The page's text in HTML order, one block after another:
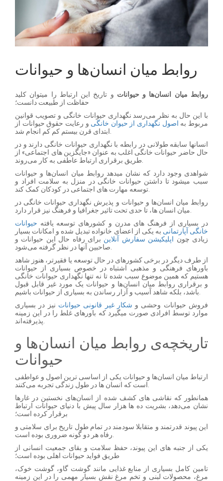
روابط میان انسان‌ها و حیوانات
روابط میان انسان‌ها و حیوانات و تاریخ این ارتباط را میتوان کلید
حفاظت از طبیعت دانست؛
با این حال به نظر می‌رسد نگهداری حیوانات خانگی و تصویب قوانین
مربوط به اصول نگهداری از حیوان خانگی و رعایت حقوق حیوانات از
انسانها سابقه طولانی در رابطه با نگهداری حیوانات خانگی دارند و در
حال حاضر حیوانات خانگی اغلب به عنوان «جایگزین های اجتماعی» از
شواهدی وجود دارد که نشان میدهد روابط میان انسان‌ها و حیوانات
سبب میشود تا داشتن حیوانات خانگی در منزل به سلامت افراد و
روابط میان انسان‌ها و حیوانات و پذیرش نگهداری حیوانات خانگی در
در بسیاری از فرهنگ های مدرن و کشورهای توسعه یافته حیوانات
خانگی آپارتمانی به یکی از اعضای خانواده تبدیل شده و امکانات بسیار
زیادی چون اپلیکیشن سفارش آنلاین برای رفاه حال این حیوانات و
از طرف دیگر در برخی کشورهای در حال توسعه یا فقیرتر، هنوز شاهد
باورهای فرهنگی و مذهبی اشتباه در خصوص بسیاری از حیوانات
هستیم که همین موضوع سبب شده تا نه تنها نگهداری حیوانات خانگی
و برقراری روابط میان انسان‌ها و حیوانات یک مورد غیر قابل قبول
فروش حیوانات وحشی و شکار غیر قانونی حیوانات نیز در بسیاری
موارد توسط افرادی صورت میگیرد که باورهای غلط را در این زمینه
تاریخچه‌ی روابط میان انسان‌ها و
حیوانات
ارتباط میان انسان‌ها و حیوانات یکی از اساسی ترین اصول و عواطفی
همانطور که نقاشی های کشف شده از انسان‌های نخستین در غارها
نشان می‌دهد، بشریت ده ها هزار سال پیش با دنیای حیوانات ارتباط
برقرار کرده است؛
این پیوند قدرتمند و متقابلا سودمند در تمام طول تاریخ برای سلامتی و
یکی از جنبه های این پیوند، حفظ سلامت و بقای جمعیت انسانی از
طریق فواید حیوانات اهلی بوده است؛
تامین کامل بسیاری از منابع غذایی مانند گوشت گاو، گوشت خوک،
مرغ، محصولات لبنی و تخم مرغ نقش بسیار مهمی را در این زمینه